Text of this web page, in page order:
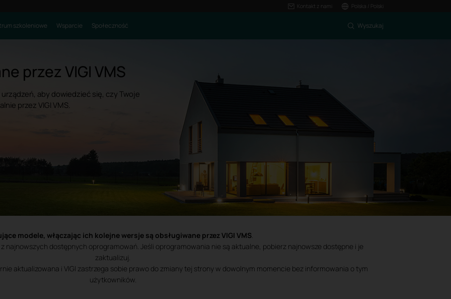
Kontakt z nami Polska / Polski
szkoleniowe Wsparcie Społeczność Wyszukaj
przez VIGI VMS
aby dowiedzieć się, czy Twoje
przez VIGI VMS.
modele, włączając ich kolejne wersje są obsługiwane przez VIGI VMS.
najnowszych dostępnych oprogramowań. Jeśli oprogramowania nie są aktualne, pobierz najnowsze dostępne i je
zaktualizuj.
aktualizowana i VIGI zastrzega sobie prawo do zmiany tej strony w dowolnym momencie bez informowania o tym
użytkowników.